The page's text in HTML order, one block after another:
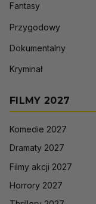
Fantasy
Przygodowy
Dokumentalny
Kryminał
FILMY 2027
Komedie 2027
Dramaty 2027
Filmy akcji 2027
Horrory 2027